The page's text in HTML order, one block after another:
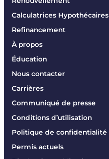
Calculatrices Hypothécaires
Refinancement
À propos
Éducation
Nous contacter
Carrières
Communiqué de presse
Conditions d’utilisation
Politique de confidentialité
Permis actuels